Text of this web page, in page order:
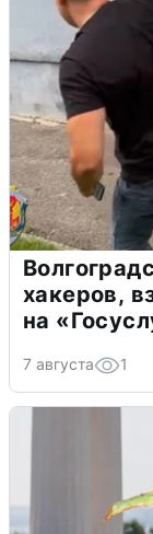
хакеров,
на
7 августа 1